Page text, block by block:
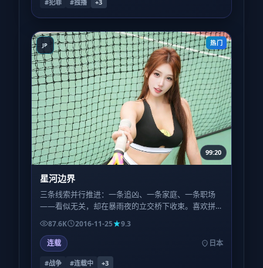
#犯罪 #独播 +3
JP 热门
99:20
星河边界
三条线索并行推进：一条追凶、一条家庭、一条职场
——看似无关，却在暴雨夜的立交桥下收束。喜欢拼
图式叙事的观众，会在二刷时捡到更多草蛇灰线。
87.6K 2016-11-25
9.3
连载
日本
#战争 #连载中 +3